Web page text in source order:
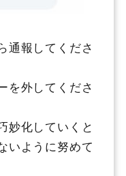
通報してくださ
を外してくださ
妙化していくと
いように努めて